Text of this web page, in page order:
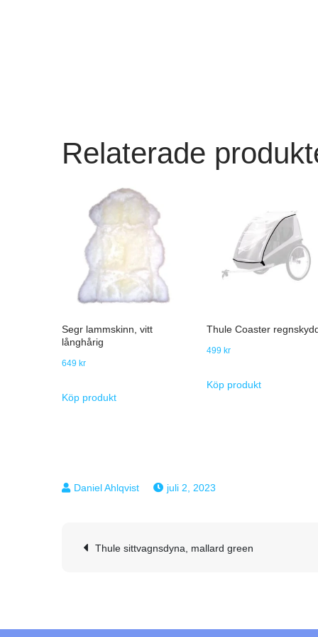
Relaterade
Segr lammskinn, vitt
långhårig
649 kr
Köp produkt
Thule Coaster
499 kr
Köp produkt
juli 2, 2023
Inläggsnavigering
Thule sittvagnsdyna, mallard green